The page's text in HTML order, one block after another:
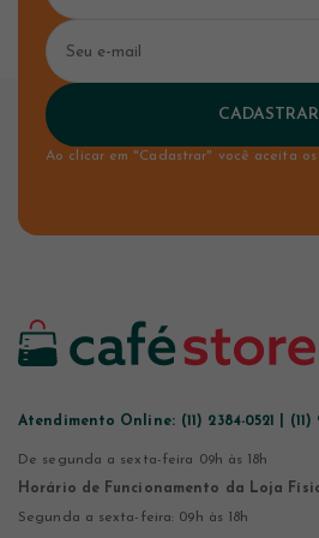
CADASTRAR
Ao clicar em "Cadastrar" você aceita os
Atendimento Online: (11) 2384-0521 | (11)
De segunda a sexta-feira 09h às 18h
Horário de Funcionamento da Loja
Segunda a sexta-feira: 09h às 18h